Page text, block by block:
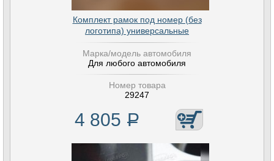
Комплект рамок под номер (без
логотипа) универсальные
Марка/модель автомобиля
Для любого автомобиля
Номер товара
29247
4 805 Р